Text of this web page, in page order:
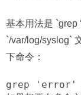
基本用法是 `grep
`/var/log/syslog`
下命令：
grep 'error'